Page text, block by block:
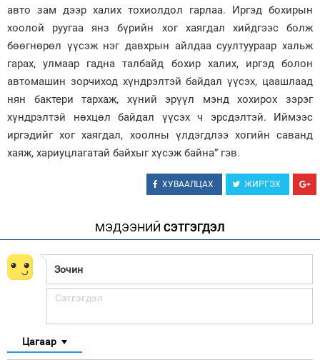
авто зам дээр халих тохиолдол гарлаа. Иргэд бохирын
хоолой руугаа янз бүрийн хог хаягдал хийдгээс болж
бөөгнөрөл үүсэж нэг давхрын айлдаа суултуураар хальж
гарах, улмаар гадна талбайд бохир халих, иргэд болон
автомашин зорчиход хүндрэлтэй байдал үүсэх, цаашлаад
нян бактери тархаж, хүний эрүүл мэнд хохирох зэрэг
хүндрэлтэй нөхцөл байдал үүсэх ч эрсдэлтэй. Иймээс
иргэдийг хог хаягдал, хоолны үлдэгдлээ хогийн саванд
хаяж, хариуцлагатай байхыг хүсэж байна” гэв.
ХУВААЛЦАХ ЖИРГЭХ
МЭДЭЭНИЙ СЭТГЭГДЭЛ
Цагаар